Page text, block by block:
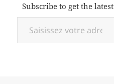
Subscribe to get the
Saisissez votre adresse e-mail…